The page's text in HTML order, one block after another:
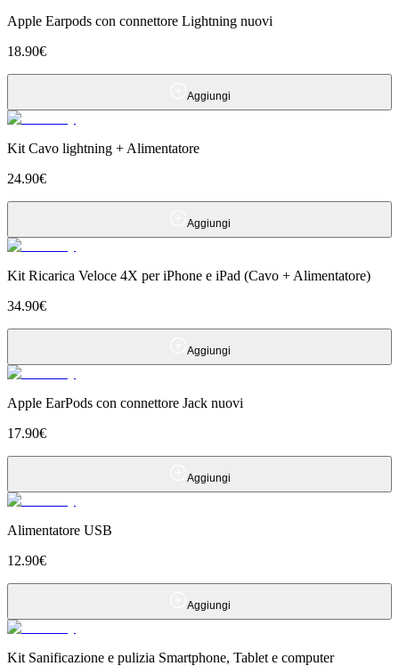
Apple Earpods con connettore Lightning nuovi
18.90€
Aggiungi
Kit Cavo lightning + Alimentatore
24.90€
Aggiungi
Kit Ricarica Veloce 4X per iPhone e iPad (Cavo + Alimentatore)
34.90€
Aggiungi
Apple EarPods con connettore Jack nuovi
17.90€
Aggiungi
Alimentatore USB
12.90€
Aggiungi
Kit Sanificazione e pulizia Smartphone, Tablet e computer